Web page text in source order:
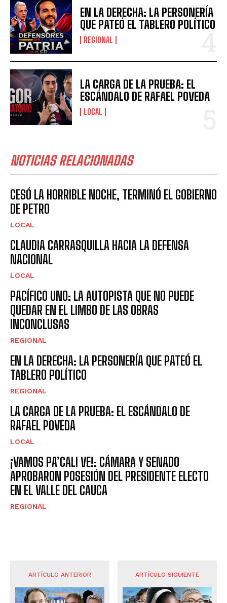
EN LA DERECHA: LA PERSONERÍA
QUE PATEÓ EL TABLERO POLÍTICO
REGIONAL
LA CARGA DE LA PRUEBA: EL
ESCÁNDALO DE RAFAEL POVEDA
LOCAL
NOTICIAS RELACIONADAS
CESÓ LA HORRIBLE NOCHE, TERMINÓ EL GOBIERNO
DE PETRO
LOCAL
CLAUDIA CARRASQUILLA HACIA LA DEFENSA
NACIONAL
LOCAL
PACÍFICO UNO: LA AUTOPISTA QUE NO PUEDE
QUEDAR EN EL LIMBO DE LAS OBRAS
INCONCLUSAS
REGIONAL
EN LA DERECHA: LA PERSONERÍA QUE PATEÓ EL
TABLERO POLÍTICO
REGIONAL
LA CARGA DE LA PRUEBA: EL ESCÁNDALO DE
RAFAEL POVEDA
LOCAL
¡VAMOS PA’CALI VE!: CÁMARA Y SENADO
APROBARON POSESIÓN DEL PRESIDENTE ELECTO
EN EL VALLE DEL CAUCA
REGIONAL
ARTÍCULO ANTERIOR ARTÍCULO SIGUIENTE